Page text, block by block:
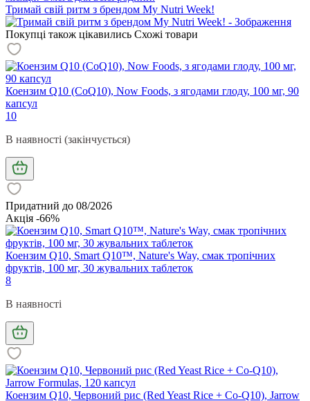
Тримай свій ритм з брендом My Nutri Week!
Покупці також цікавились Схожі товари
Коензим Q10 (CoQ10), Now Foods, з ягодами глоду, 100 мг, 90
капсул
10
В наявності (закінчується)
Придатний до 08/2026
Акція -66%
Коензим Q10, Smart Q10™, Nature's Way, смак тропічних
фруктів, 100 мг, 30 жувальних таблеток
8
В наявності
Коензим Q10, Червоний рис (Red Yeast Rice + Co-Q10), Jarrow